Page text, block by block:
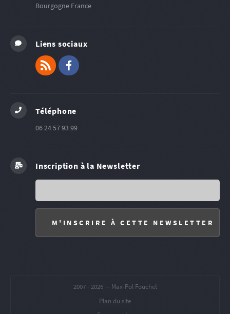
Bourgogne France
Liens sociaux
Téléphone
06 24 57 93 99
Inscription à la Newsletter
2007 - 2026 — Max-Pol Fouchet
Plan du site